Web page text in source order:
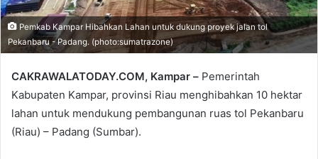
Pemkab Kampar Hibahkan Lahan untuk dukung proyek jalan tol
Pekanbaru - Padang. (photo:sumatrazone)
CAKRAWALATODAY.COM, Kampar – Pemerintah
Kabupaten Kampar, provinsi Riau menghibahkan 10 hektar
lahan untuk mendukung pembangunan ruas tol Pekanbaru
(Riau) – Padang (Sumbar).